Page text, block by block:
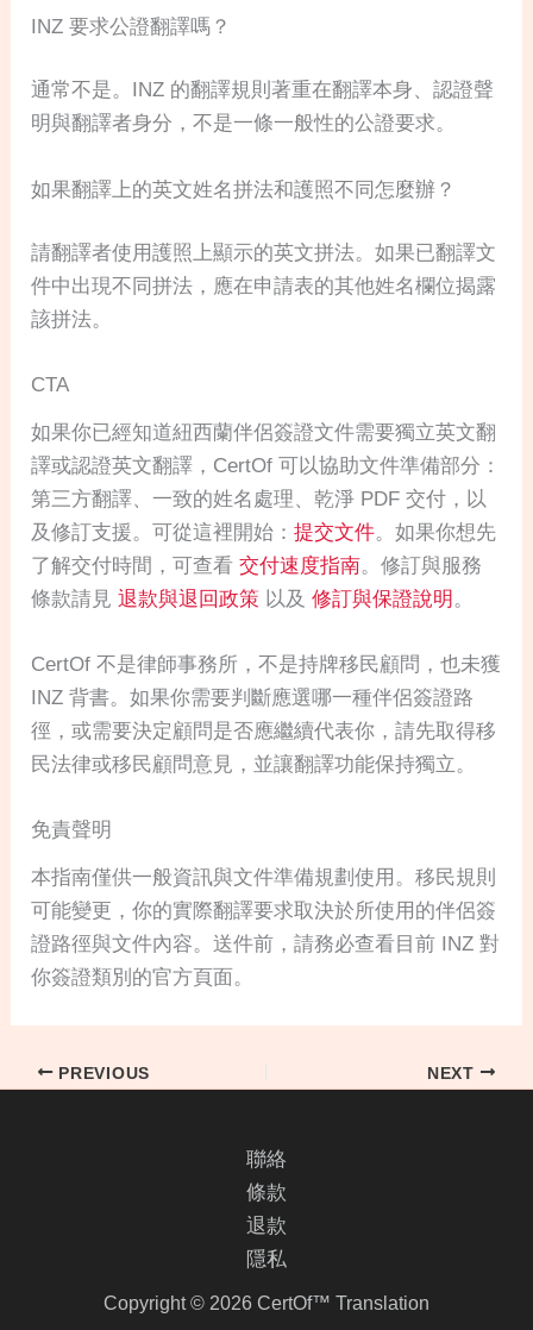
INZ 要求公證翻譯嗎？
通常不是。INZ 的翻譯規則著重在翻譯本身、認證聲
明與翻譯者身分，不是一條一般性的公證要求。
如果翻譯上的英文姓名拼法和護照不同怎麼辦？
請翻譯者使用護照上顯示的英文拼法。如果已翻譯文
件中出現不同拼法，應在申請表的其他姓名欄位揭露
該拼法。
CTA
如果你已經知道紐西蘭伴侶簽證文件需要獨立英文翻
譯或認證英文翻譯，CertOf 可以協助文件準備部分：
第三方翻譯、一致的姓名處理、乾淨 PDF 交付，以
及修訂支援。可從這裡開始：提交文件。如果你想先
了解交付時間，可查看交付速度指南。修訂與服務
條款請見退款與退回政策 以及修訂與保證說明。
CertOf 不是律師事務所，不是持牌移民顧問，也未獲
INZ 背書。如果你需要判斷應選哪一種伴侶簽證路
徑，或需要決定顧問是否應繼續代表你，請先取得移
民法律或移民顧問意見，並讓翻譯功能保持獨立。
免責聲明
本指南僅供一般資訊與文件準備規劃使用。移民規則
可能變更，你的實際翻譯要求取決於所使用的伴侶簽
證路徑與文件內容。送件前，請務必查看目前 INZ 對
你簽證類別的官方頁面。
PREVIOUS NEXT
聯絡
條款
退款
隱私
Copyright © 2026 CertOf™ Translation